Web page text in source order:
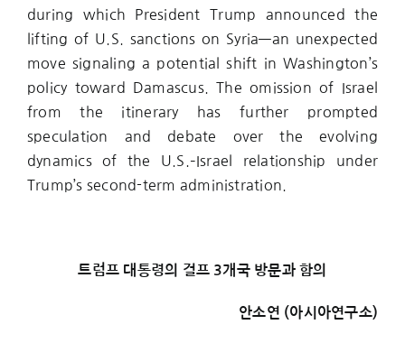
during which President Trump announced the
lifting of U.S. sanctions on Syria—an unexpected
move signaling a potential shift in Washington’s
policy toward Damascus. The omission of Israel
from the itinerary has further prompted
speculation and debate over the evolving
dynamics of the U.S.–Israel relationship under
Trump’s second-term administration.
트럼프 대통령의 걸프 3개국 방문과 함의
안소연 (아시아연구소)